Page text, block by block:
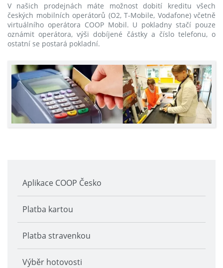
V našich prodejnách máte možnost dobití kreditu všech
českých mobilních operátorů (O2, T-Mobile, Vodafone) včetně
virtuálního operátora COOP Mobil. U pokladny stačí pouze
oznámit operátora, výši dobíjené částky a číslo telefonu, o
ostatní se postará pokladní.
Aplikace COOP Česko
Platba kartou
Platba stravenkou
Výběr hotovosti